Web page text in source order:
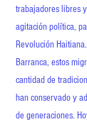
trabajadores libres
agitación política,
Revolución
Barranca, estos
cantidad de
han conservado y
de generaciones.